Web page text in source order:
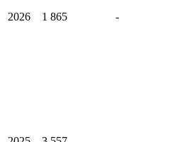
2026 1 865 -